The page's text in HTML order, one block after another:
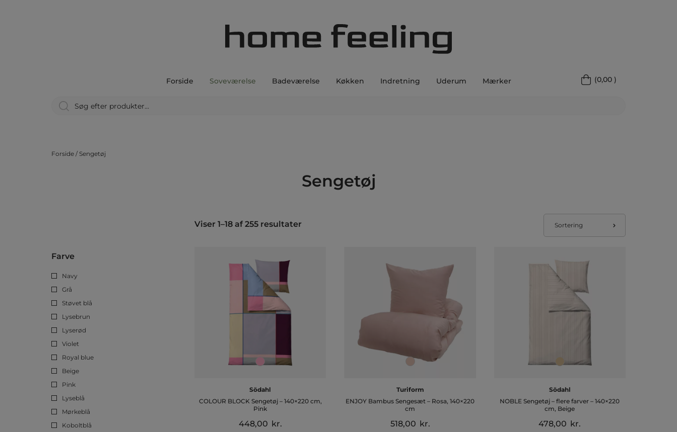
Forside Soveværelse Badeværelse Køkken Indretning Uderum Mærker (0,00 )
Forside / Sengetøj
Sengetøj
Farve
Navy
Grå
Støvet blå
Lysebrun
Lyserød
Violet
Royal blue
Beige
Pink
Lyseblå
Mørkeblå
Koboltblå
Viser 1–18 af 255 resultater Sortering
Södahl
COLOUR BLOCK Sengetøj – 140×220 cm,
Pink
448,00 kr.
Turiform
ENJOY Bambus Sengesæt – Rosa, 140×220
cm
518,00 kr.
Södahl
NOBLE Sengetøj – flere farver – 140×220
cm, Beige
478,00 kr.